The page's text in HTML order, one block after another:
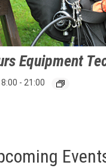
Equipment
-21:00